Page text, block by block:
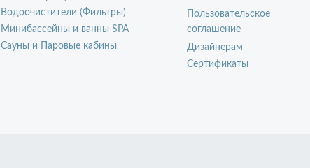
Водоочистители (Фильтры)
Минибассейны и ванны SPA
Сауны и Паровые кабины
Пользовательское
соглашение
Дизайнерам
Сертификаты